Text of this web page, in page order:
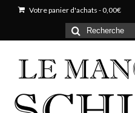
Votre panier d'achats -0,00€
Rechercher
: